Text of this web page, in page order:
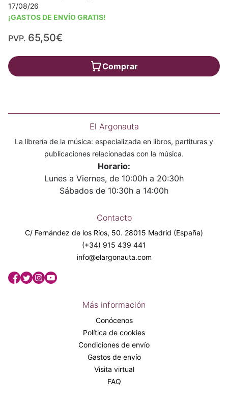
17/08/26
¡GASTOS DE ENVÍO GRATIS!
PVP. 65,50€
Comprar
El Argonauta
La librería de la música: especializada en libros, partituras y
publicaciones relacionadas con la música.
Horario:
Lunes a Viernes, de 10:00h a 20:30h
Sábados de 10:30h a 14:00h
Contacto
C/ Fernández de los Ríos, 50. 28015 Madrid (España)
(+34) 915 439 441
info@elargonauta.com
Más información
Conócenos
Política de cookies
Condiciones de envío
Gastos de envío
Visita virtual
FAQ